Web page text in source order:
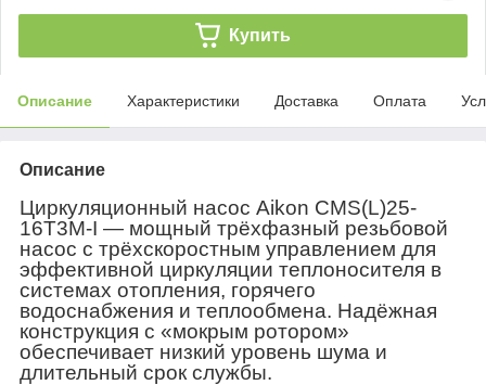
Купить
Описание Характеристики Доставка Оплата
Описание
Циркуляционный насос Aikon CMS(L)25-
16T3M-I — мощный трёхфазный резьбовой
насос с трёхскоростным управлением для
эффективной циркуляции теплоносителя в
системах отопления, горячего
водоснабжения и теплообмена. Надёжная
конструкция с «мокрым ротором»
обеспечивает низкий уровень шума и
длительный срок службы.